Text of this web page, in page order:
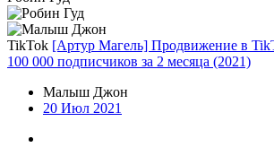
TikTok [Артур Магель] Продвижение в
100 000 подписчиков за 2 месяца (2021)
Малыш Джон
20 Июл 2021